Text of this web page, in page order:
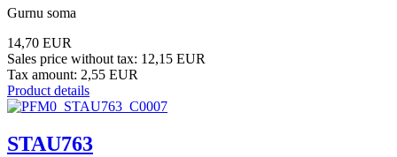
Gurnu soma
14,70 EUR
Sales price without tax: 12,15 EUR
Tax amount: 2,55 EUR
Product details
STAU763